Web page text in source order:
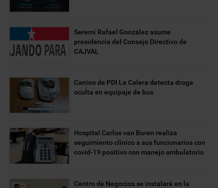
Seremi Rafael González asume
presidencia del Consejo Directivo de
CAJVAL
Canino de PDI La Calera detecta droga
oculta en equipaje de bus
Hospital Carlos van Buren realiza
seguimiento clínico a sus funcionarios con
covid-19 positivo con manejo ambulatorio
Centro de Negocios se instalará en la